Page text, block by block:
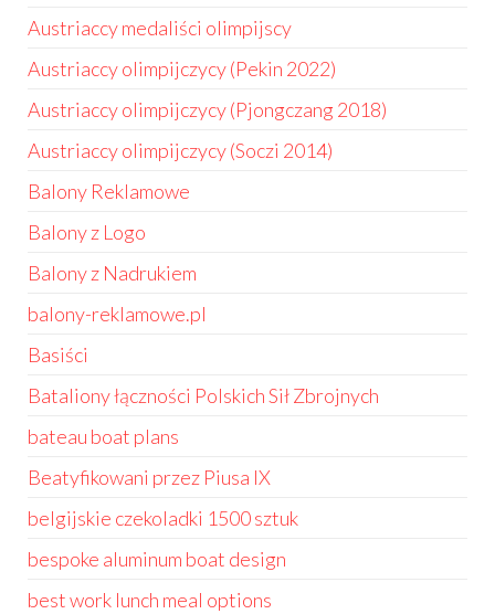
Austriaccy medaliści olimpijscy
Austriaccy olimpijczycy (Pekin 2022)
Austriaccy olimpijczycy (Pjongczang 2018)
Austriaccy olimpijczycy (Soczi 2014)
Balony Reklamowe
Balony z Logo
Balony z Nadrukiem
balony-reklamowe.pl
Basiści
Bataliony łączności Polskich Sił Zbrojnych
bateau boat plans
Beatyfikowani przez Piusa IX
belgijskie czekoladki 1500 sztuk
bespoke aluminum boat design
best work lunch meal options